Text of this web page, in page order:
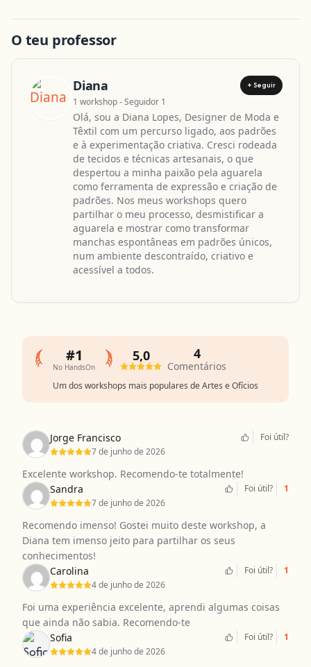
O teu professor
Diana + Seguir
1 workshop - Seguidor 1
Olá, sou a Diana Lopes, Designer de Moda e
Têxtil com um percurso ligado, aos padrões
e à experimentação criativa. Cresci rodeada
de tecidos e técnicas artesanais, o que
despertou a minha paixão pela aguarela
como ferramenta de expressão e criação de
padrões. Nos meus workshops quero
partilhar o meu processo, desmistificar a
aguarela e mostrar como transformar
manchas espontâneas em padrões únicos,
num ambiente descontraído, criativo e
acessível a todos.
#1
No HandsOn
Um dos workshops mais populares de Artes e Ofícios
5,0 4
Comentários
Jorge Francisco
7 de junho de 2026
Foi útil?
Excelente workshop. Recomendo-te totalmente!
Sandra
7 de junho de 2026
Foi útil? 1
Recomendo imenso! Gostei muito deste workshop, a
Diana tem imenso jeito para partilhar os seus
conhecimentos!
Carolina
4 de junho de 2026
Foi útil? 1
Foi uma experiência excelente, aprendi algumas coisas
que ainda não sabia. Recomendo-te
Sofia
4 de junho de 2026
Foi útil? 1